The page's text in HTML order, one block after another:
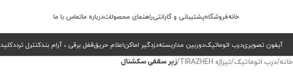
خانهفروشگاهپشتیبانی و گارانتیراهنمای محصولاتدرباره ماتماس با ما
آیفون تصویریدرب اتوماتیکدوربین مداربستهدزدگیر اماکناعلام حریققفل برقی ، آرام بندکنترل ترددکلید
خانه/درب اتوماتیک/تیراژه TIRAZHEH /زیر سقفی سکشنال